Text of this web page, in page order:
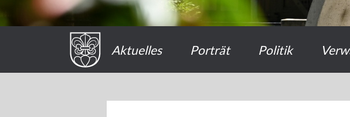
Aktuelles Porträt Politik